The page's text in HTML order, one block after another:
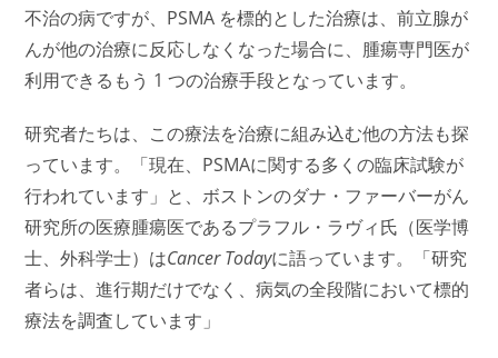
不治の病ですが、PSMA を標的とした治療は、前立腺が
んが他の治療に反応しなくなった場合に、腫瘍専門医が
利用できるもう 1 つの治療手段となっています。
研究者たちは、この療法を治療に組み込む他の方法も探
っています。「現在、PSMAに関する多くの臨床試験が
行われています」と、ボストンのダナ・ファーバーがん
研究所の医療腫瘍医であるプラフル・ラヴィ氏（医学博
士、外科学士）はCancer Todayに語っています。「研究
者らは、進行期だけでなく、病気の全段階において標的
療法を調査しています」